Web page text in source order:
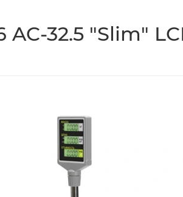
AC-32.5 "Slim"